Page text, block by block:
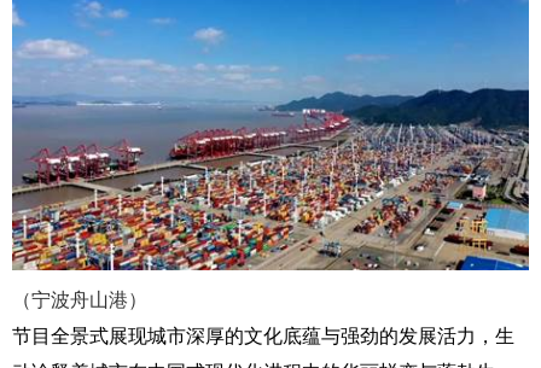
（宁波舟山港）
节目全景式展现城市深厚的文化底蕴与强劲的发展活力，生